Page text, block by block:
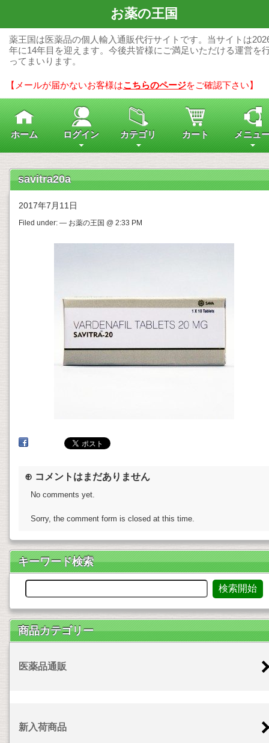
お薬の王国
薬王国は医薬品の個人輸入通販代行サイトです。当サイトは
年に14年目を迎えます。今後共皆様にご満足いただける運営を
ってまいります。
【メールが届かないお客様はこちらのページをご確認下さい】
ホーム ログイン カテゴリ カート メニュ
savitra20a
2017年7月11日
Filed under: — お薬の王国 @ 2:33 PM
⊕ コメントはまだありません
No comments yet.
Sorry, the comment form is closed at this time.
キーワード検索
商品カテゴリー
医薬品通販
新入荷商品